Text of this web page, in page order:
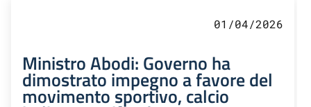
01/04/2026
Ministro Abodi: Governo ha
dimostrato impegno a favore del
movimento sportivo, calcio